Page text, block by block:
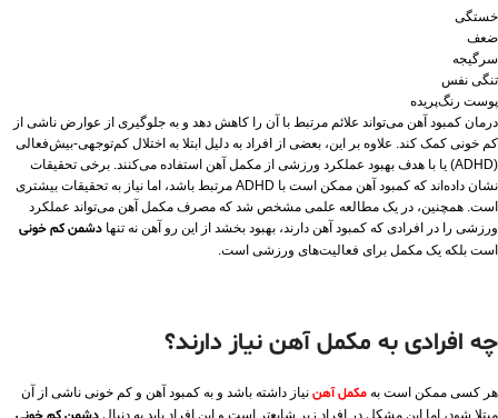
خستگی
ضعف
سرگیجه
تنگی نفس
پوست رنگ‌پریده
درمان کمبود آهن می‌تواند علائم مرتبط با آن را کاهش ‌دهد و به جلوگیری از عوارض ناشی از
کم خونی کمک کند. علاوه بر این، بعضی از افراد به دلیل ابتلا به اختلال کم‌توجهی-بیش‌فعالی
(ADHD) یا با هدف بهبود عملکرد ورزشی از مکمل آهن استفاده می‌کنند. برخی تحقیقات
نشان داده‌اند که کمبود آهن ممکن است با ADHD مرتبط باشد، اما نیاز به تحقیقات بیشتری
است. همچنین، در یک مطالعه علمی مشخص شد که مصرف مکمل آهن می‌تواند عملکرد
ورزشی را در افرادی که کمبود آهن دارند، بهبود بخشد از این رو آهن نه تنها دشمن کم خونی
است بلکه یک مکمل برای فعالیت‌های ورزشی است.
چه افرادی به مکمل آهن نیاز دارند؟
هر کسی ممکن است به مکمل آهن نیاز داشته باشد و به کمبود آهن و کم خونی ناشی از آن